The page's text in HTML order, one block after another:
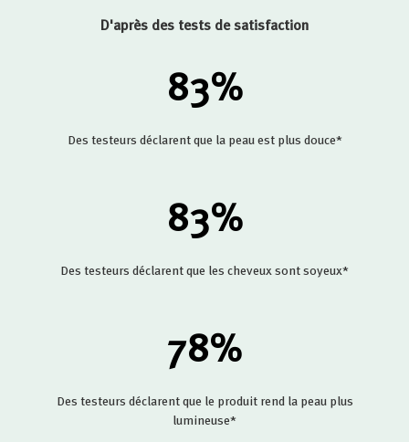
D'après des tests de satisfaction
83%
Des testeurs déclarent que la peau est plus douce*
83%
Des testeurs déclarent que les cheveux sont soyeux*
78%
Des testeurs déclarent que le produit rend la peau plus
lumineuse*